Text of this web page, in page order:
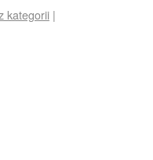
kategorii |